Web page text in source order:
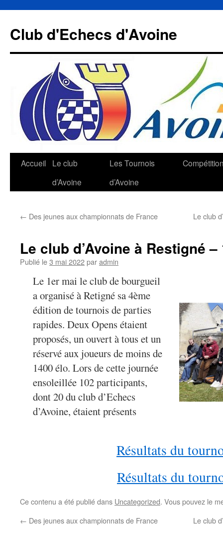
contenu
Club d'Echecs d'Avoine
Accueil
Le club
d’Avoine
Les Tournois
d’Avoine
← Des jeunes aux championnats de France Le club
Le club d’Avoine à Restigné
Publié le3 mai 2022paradmin
Le 1er mai le club de bourgueil
a organisé à Retigné sa 4ème
édition de tournois de parties
rapides. Deux Opens étaient
proposés, un ouvert à tous et un
réservé aux joueurs de moins de
1400 élo. Lors de cette journée
ensoleillée 102 participants,
dont 20 du club d’Echecs
d’Avoine, étaient présents
Résultats du
Résultats du
Ce contenu a été publié dans Uncategorized. Vous pouvez le
← Des jeunes aux championnats de France Le club